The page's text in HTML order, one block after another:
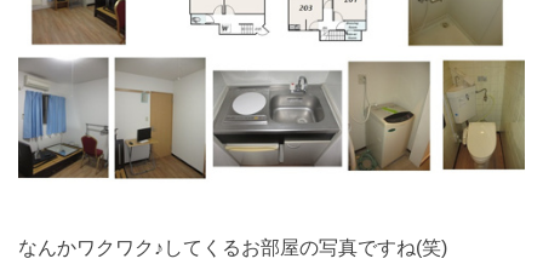
なんかワクワク♪してくるお部屋の写真ですね(笑)